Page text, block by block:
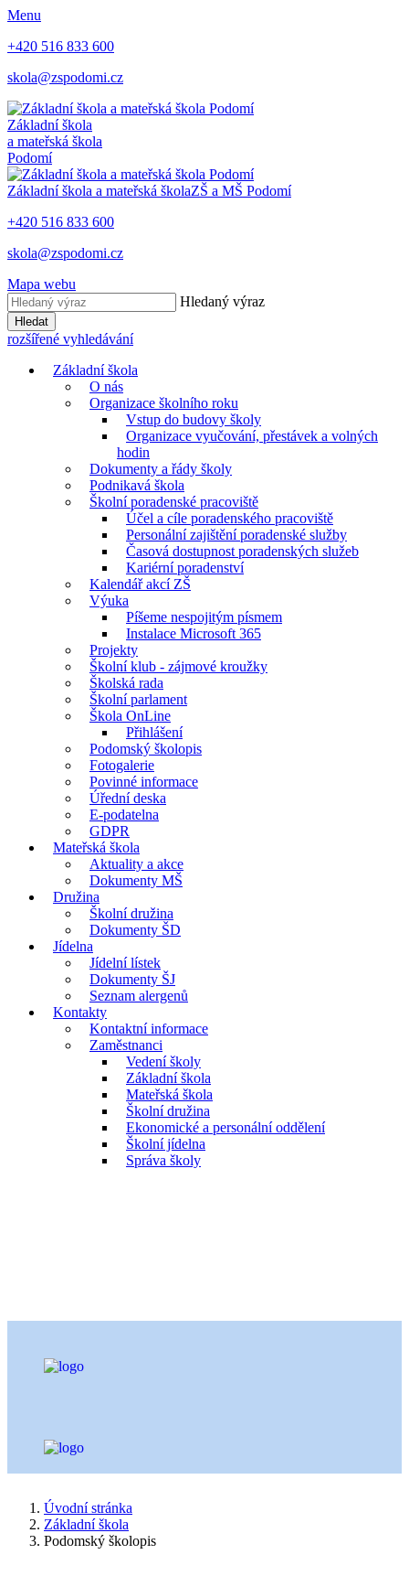
Menu
+420 516 833 600
skola@zspodomi.cz
Základní škola
a mateřská škola
Podomí
Základní škola a mateřská školaZŠ a MŠ Podomí
+420 516 833 600
skola@zspodomi.cz
Mapa webu
Hledaný výraz
Hledat
rozšířené vyhledávání
Základní škola
O nás
Organizace školního roku
Vstup do budovy školy
Organizace vyučování, přestávek a volných
hodin
Dokumenty a řády školy
Podnikavá škola
Školní poradenské pracoviště
Účel a cíle poradenského pracoviště
Personální zajištění poradenské služby
Časová dostupnost poradenských služeb
Kariérní poradenství
Kalendář akcí ZŠ
Výuka
Píšeme nespojitým písmem
Instalace Microsoft 365
Projekty
Školní klub - zájmové kroužky
Školská rada
Školní parlament
Škola OnLine
Přihlášení
Podomský školopis
Fotogalerie
Povinné informace
Úřední deska
E-podatelna
GDPR
Mateřská škola
Aktuality a akce
Dokumenty MŠ
Družina
Školní družina
Dokumenty ŠD
Jídelna
Jídelní lístek
Dokumenty ŠJ
Seznam alergenů
Kontakty
Kontaktní informace
Zaměstnanci
Vedení školy
Základní škola
Mateřská škola
Školní družina
Ekonomické a personální oddělení
Školní jídelna
Správa školy
Úvodní stránka
Základní škola
Podomský školopis